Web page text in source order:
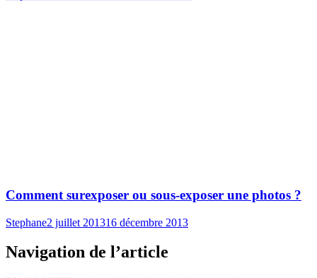
Comment surexposer ou sous-exposer une photos ?
Stephane2 juillet 201316 décembre 2013
Navigation de l’article